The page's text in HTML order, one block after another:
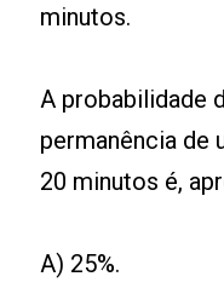
minutos.
A probabilidade
permanência de
20 minutos é,
A) 25%.